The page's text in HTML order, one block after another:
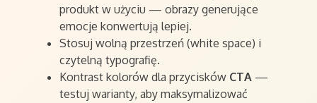
produkt w użyciu — obrazy generujące
emocje konwertują lepiej.
Stosuj wolną przestrzeń (white space) i
czytelną typografię.
Kontrast kolorów dla przycisków CTA —
testuj warianty, aby maksymalizować